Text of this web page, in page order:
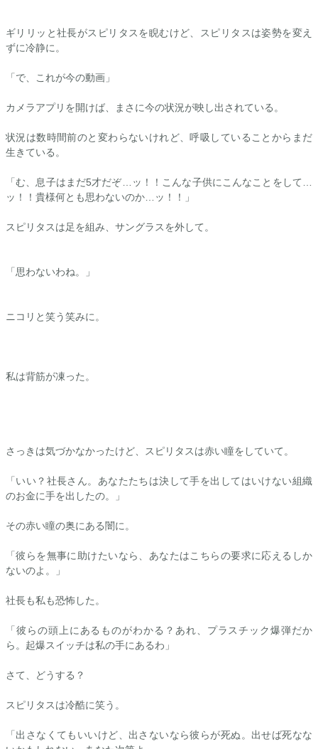
ギリリッと社長がスピリタスを睨むけど、スピリタスは姿勢を変え
ずに冷静に。
「で、これが今の動画」
カメラアプリを開けば、まさに今の状況が映し出されている。
状況は数時間前のと変わらないけれど、呼吸していることからまだ
生きている。
「む、息子はまだ5才だぞ…ッ！！こんな子供にこんなことをして…
ッ！！貴様何とも思わないのか…ッ！！」
スピリタスは足を組み、サングラスを外して。
「思わないわね。」
ニコリと笑う笑みに。
私は背筋が凍った。
さっきは気づかなかったけど、スピリタスは赤い瞳をしていて。
「いい？社長さん。あなたたちは決して手を出してはいけない組織
のお金に手を出したの。」
その赤い瞳の奥にある闇に。
「彼らを無事に助けたいなら、あなたはこちらの要求に応えるしか
ないのよ。」
社長も私も恐怖した。
「彼らの頭上にあるものがわかる？あれ、プラスチック爆弾だか
ら。起爆スイッチは私の手にあるわ」
さて、どうする？
スピリタスは冷酷に笑う。
「出さなくてもいいけど、出さないなら彼らが死ぬ。出せば死なな